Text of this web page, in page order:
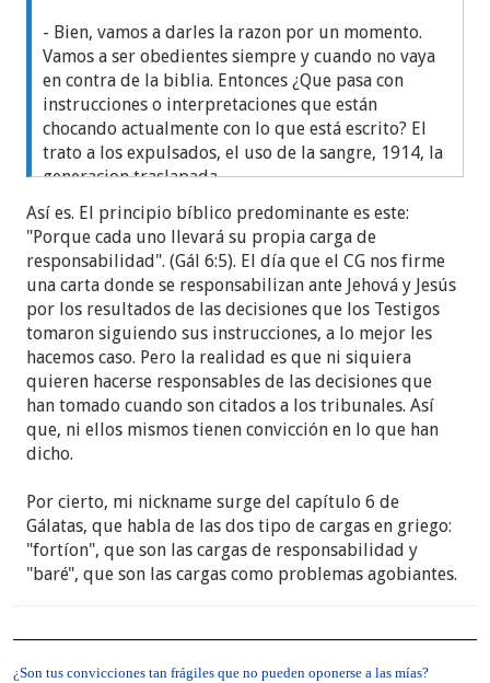
- Bien, vamos a darles la razon por un momento.
Vamos a ser obedientes siempre y cuando no vaya
en contra de la biblia. Entonces ¿Que pasa con
instrucciones o interpretaciones que están
chocando actualmente con lo que está escrito? El
trato a los expulsados, el uso de la sangre, 1914, la
generacion traslapada.
¿Tememos derecho a decir que no estamos de
acuerdo?Por su puesto que no. Aunque tengas
claro lo que dice la biblia, y vaya que no se
respalda para nada los ejemplos que puse. En la
organizacion no puedes tener esa libertad de
creencia pues eres considerado un rebelde,
apostata y que no amas a Dios.
Así es. El principio bíblico predominante es este:
"Porque cada uno llevará su propia carga de
responsabilidad". (Gál 6:5). El día que el CG nos firme
una carta donde se responsabilizan ante Jehová y Jesús
por los resultados de las decisiones que los Testigos
tomaron siguiendo sus instrucciones, a lo mejor les
hacemos caso. Pero la realidad es que ni siquiera
quieren hacerse responsables de las decisiones que
han tomado cuando son citados a los tribunales. Así
que, ni ellos mismos tienen convicción en lo que han
dicho.
Por cierto, mi nickname surge del capítulo 6 de
Gálatas, que habla de las dos tipo de cargas en griego:
"fortíon", que son las cargas de responsabilidad y
"baré", que son las cargas como problemas agobiantes.
¿Son tus convicciones tan frágiles que no pueden oponerse a las mías?